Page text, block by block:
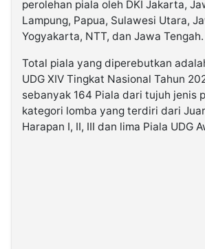
perolehan piala oleh DKI Jakarta,
Lampung, Papua, Sulawesi Utara,
Yogyakarta, NTT, dan Jawa Tengah.
Total piala yang diperebutkan
UDG XIV Tingkat Nasional Tahun
sebanyak 164 Piala dari tujuh jenis
kategori lomba yang terdiri dari
Harapan I, II, III dan lima Piala UDG